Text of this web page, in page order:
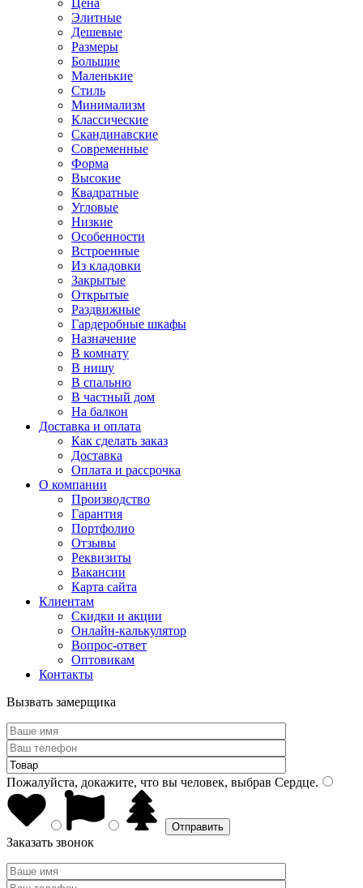
Цена
Элитные
Дешевые
Размеры
Большие
Маленькие
Стиль
Минимализм
Классические
Скандинавские
Современные
Форма
Высокие
Квадратные
Угловые
Низкие
Особенности
Встроенные
Из кладовки
Закрытые
Открытые
Раздвижные
Гардеробные шкафы
Назначение
В комнату
В нишу
В спальню
В частный дом
На балкон
Доставка и оплата
Как сделать заказ
Доставка
Оплата и рассрочка
О компании
Производство
Гарантия
Портфолио
Отзывы
Реквизиты
Вакансии
Карта сайта
Клиентам
Скидки и акции
Онлайн-калькулятор
Вопрос-ответ
Оптовикам
Контакты
Вызвать замерщика
Пожалуйста, докажите, что вы человек, выбрав Сердце.
Заказать звонок